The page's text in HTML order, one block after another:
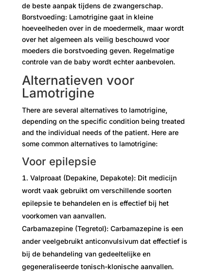
de beste aanpak tijdens de zwangerschap.
Borstvoeding: Lamotrigine gaat in kleine
hoeveelheden over in de moedermelk, maar wordt
over het algemeen als veilig beschouwd voor
moeders die borstvoeding geven. Regelmatige
controle van de baby wordt echter aanbevolen.
Alternatieven voor
Lamotrigine
There are several alternatives to lamotrigine,
depending on the specific condition being treated
and the individual needs of the patient. Here are
some common alternatives to lamotrigine:
Voor epilepsie
Valproaat (Depakine, Depakote): Dit medicijn
wordt vaak gebruikt om verschillende soorten
epilepsie te behandelen en is effectief bij het
voorkomen van aanvallen.
Carbamazepine (Tegretol): Carbamazepine is een
ander veelgebruikt anticonvulsivum dat effectief is
bij de behandeling van gedeeltelijke en
gegeneraliseerde tonisch-klonische aanvallen.